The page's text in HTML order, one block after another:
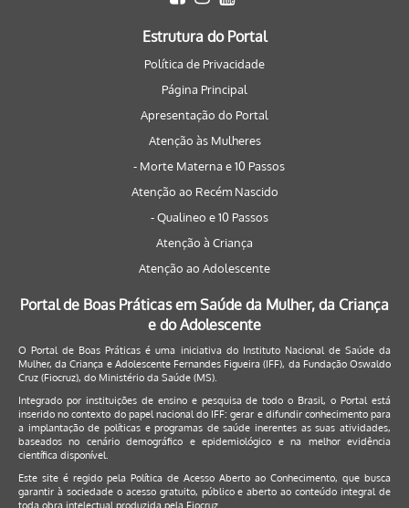
Estrutura do Portal
Política de Privacidade
Página Principal
Apresentação do Portal
Atenção às Mulheres
- Morte Materna e 10 Passos
Atenção ao Recém Nascido
- Qualineo e 10 Passos
Atenção à Criança
Atenção ao Adolescente
Portal de Boas Práticas em Saúde da Mulher, da Criança
e do Adolescente
O Portal de Boas Práticas é uma iniciativa do Instituto Nacional de Saúde da
Mulher, da Criança e Adolescente Fernandes Figueira (IFF), da Fundação Oswaldo
Cruz (Fiocruz), do Ministério da Saúde (MS).
Integrado por instituições de ensino e pesquisa de todo o Brasil, o Portal está
inserido no contexto do papel nacional do IFF: gerar e difundir conhecimento para
a implantação de políticas e programas de saúde inerentes as suas atividades,
baseados no cenário demográfico e epidemiológico e na melhor evidência
científica disponível.
Este site é regido pela Política de Acesso Aberto ao Conhecimento, que busca
garantir à sociedade o acesso gratuito, público e aberto ao conteúdo integral de
toda obra intelectual produzida pela Fiocruz.